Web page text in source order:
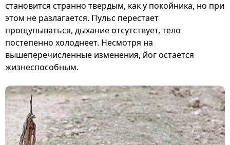
становится странно твердым, как у покойника, но при
этом не разлагается. Пульс перестает
прощупываться, дыхание отсутствует, тело
постепенно холоднеет. Несмотря на
вышеперечисленные изменения, йог остается
жизнеспособным.